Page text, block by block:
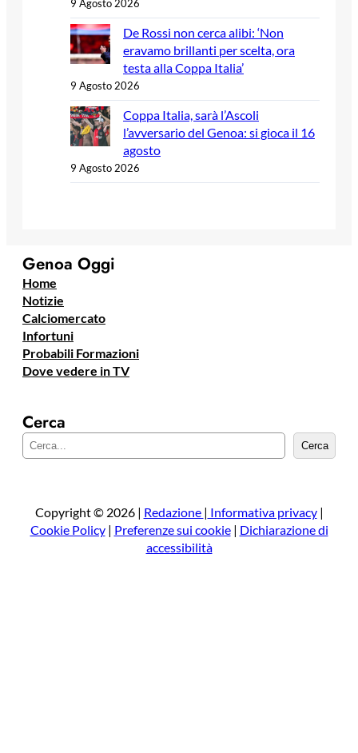
9 Agosto 2026
De Rossi non cerca alibi: ‘Non
eravamo brillanti per scelta, ora
testa alla Coppa Italia’
9 Agosto 2026
Coppa Italia, sarà l’Ascoli
l’avversario del Genoa: si gioca il 16
agosto
9 Agosto 2026
Genoa Oggi
Home
Notizie
Calciomercato
Infortuni
Probabili Formazioni
Dove vedere in TV
Cerca
e
a
Cerca
Copyright © 2026 | Redazione | Informativa privacy|
Cookie Policy| Preferenze sui cookie| Dichiarazione di
accessibilità